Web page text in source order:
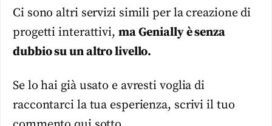
Ci sono altri servizi simili per la creazione di
progetti interattivi, ma Genially è senza
dubbio su un altro livello.
Se lo hai già usato e avresti voglia di
raccontarci la tua esperienza, scrivi il tuo